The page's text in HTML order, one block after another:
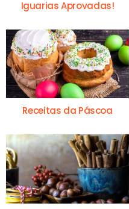
Iguarias Aprovadas!
Receitas da Páscoa